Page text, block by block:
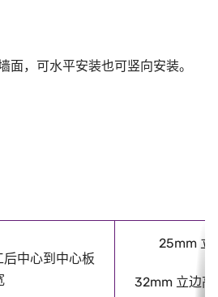
面，可水平安装也可竖向安装。
中心到中心板
25mm 立
32mm 立边